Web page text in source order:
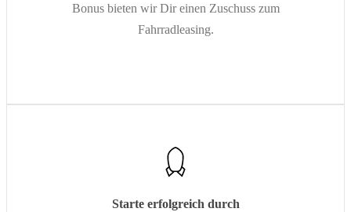
Bonus bieten wir Dir einen Zuschuss zum
Fahrradleasing.
Starte erfolgreich durch